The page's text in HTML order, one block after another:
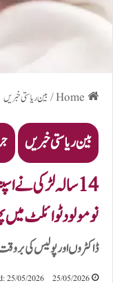
/بین ریاستی خبریں
بین ریاستی خبریں
14 سالہ لڑکی نے
نومولود ٹوائلٹ میں
ڈاکٹروں اور پولیس کی
25/05/2026
25/05/2026